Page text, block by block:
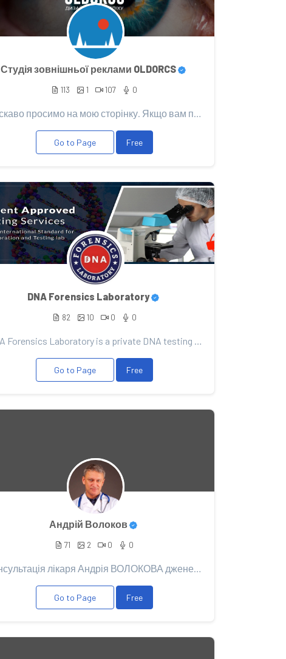
Студія зовнішньої реклами OLDORCS
113 1 107 0
Ласкаво просимо на мою сторінку. Якщо вам подобається мій контент, то підтримайте його Вашим донатом...
Go to Page Free
DNA Forensics Laboratory
82 10 0 0
DNA Forensics Laboratory is a private DNA testing company specialized in offering confidential, accu...
Go to Page Free
Андрій Волоков
71 2 0 0
Консультація лікаря Андрія ВОЛОКОВА дженериками для потенції потрібна у разі: - проблеми із досягн...
Go to Page Free